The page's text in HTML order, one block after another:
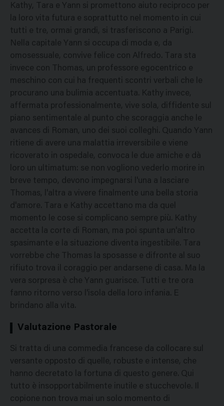
Kathy, Tara e Yann si promettono aiuto reciproco per
la loro vita futura e soprattutto nel momento in cui
tutti e tre, ormai grandi, si trasferiscono a Parigi.
Nella capitale Yann si occupa di moda e, da
omosessuale, convive felice con Alfredo. Tara sta
invece con Thomas, un professore egocentrico e
meschino con cui ha frequenti scontri verbali che le
procurano una bulimia accentuata. Kathy invece,
affermata professionalmente, vive sola, diffidente sul
piano sentimentale al punto che scoraggia anche le
avances di Roman, uno dei suoi colleghi. Quando Yann
ritiene di avere una malattia irreversibile e viene
ricoverato in ospedale, convoca le due amiche e dà
loro un ultimatum: se non vogliono vederlo morire in
breve tempo, devono impegnarsi l'una a lasciare
Thomas, l'altra a vivere finalmente una bella storia
d'amore. Tara e Kathy accettano ma da quel
momento le cose si complicano sempre più. Kathy
accetta la corte di Roman, ma poi spunta un'altro
spasimante e la situazione diventa ingestibile. Tara
vorrebbe che Thomas la sposasse e difronte al suo
rifiuto trova il coraggio per andarsene di casa. Ma la
vera sorpresa è che Yann guarisce. Tutti e tre ora
fanno ritorno verso l'isola della loro infania. E
brindano alla vita.
Valutazione Pastorale
Si tratta di una commedia francese da collocare sul
versante opposto di quelle, robuste e intense, che
hanno decretato la fortuna di questo genere. Qui
tutto è insopportabilmente inutile e stucchevole. Il
copione non trova mai un solo momento di